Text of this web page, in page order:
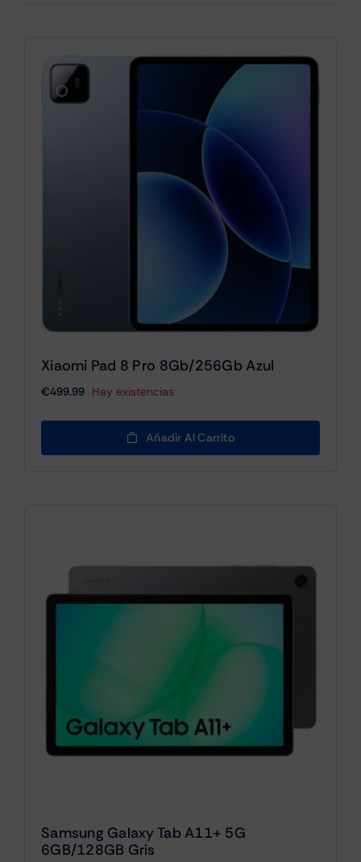
Xiaomi Pad 8 Pro 8Gb/256Gb Azul
€499.99 Hay existencias
Añadir Al Carrito
Samsung Galaxy Tab A11+ 5G
6GB/128GB Gris